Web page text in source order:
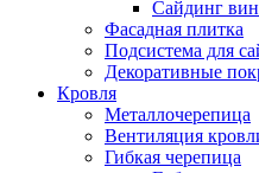
Сайдинг
Фасадная плитка
Подсистема для
Декоративные
Кровля
Металлочерепица
Вентиляция
Гибкая черепица